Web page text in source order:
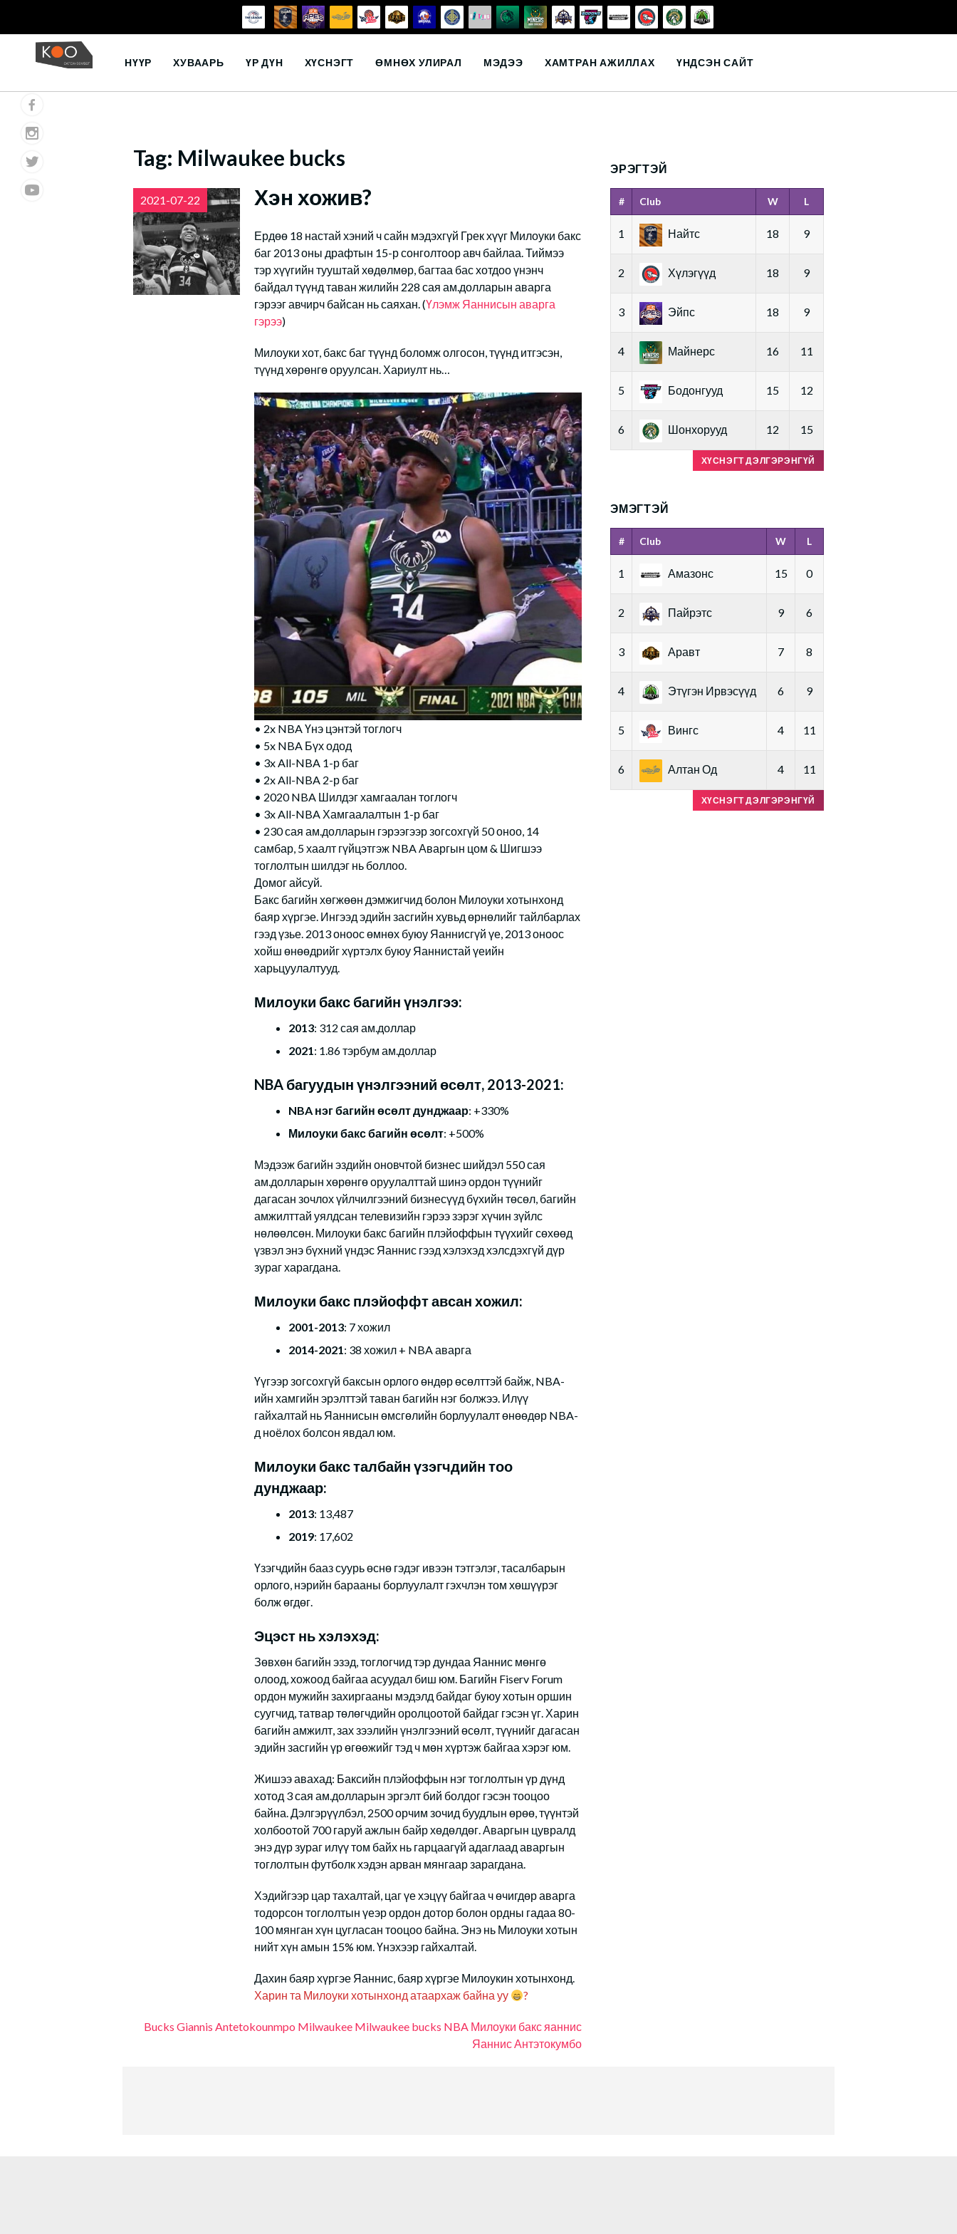
НҮҮР ХУВААРЬ ҮР ДҮН ХҮСНЭГТ ӨМНӨХ УЛИРАЛ МЭДЭЭ ХАМТРАН АЖИЛЛАХ ҮНДСЭН САЙТ
Tag: Milwaukee bucks
2021-07-22 Хэн хожив?
Ердөө 18 настай хэний ч сайн мэдэхгүй Грек хүүг Милоуки бакс
баг 2013 оны драфтын 15-р сонголтоор авч байлаа. Тиймээ
тэр хүүгийн тууштай хөдөлмөр, багтаа бас хотдоо үнэнч
байдал түүнд таван жилийн 228 сая ам.долларын аварга
гэрээг авчирч байсан нь саяхан. (Үлэмж Яаннисын аварга
гэрээ)
Милоуки хот, бакс баг түүнд боломж олгосон, түүнд итгэсэн,
түүнд хөрөнгө оруулсан. Хариулт нь…
• 2x NBA Үнэ цэнтэй тоглогч
• 5x NBA Бүх одод
• 3x All-NBA 1-р баг
• 2x All-NBA 2-р баг
• 2020 NBA Шилдэг хамгаалан тоглогч
• 3x All-NBA Хамгаалалтын 1-р баг
• 230 сая ам.долларын гэрээгээр зогсохгүй 50 оноо, 14
самбар, 5 хаалт гүйцэтгэж NBA Аваргын цом & Шигшээ
тоглолтын шилдэг нь боллоо.
Домог айсуй.
Бакс багийн хөгжөөн дэмжигчид болон Милоуки хотынхонд
баяр хүргэе. Ингээд эдийн засгийн хувьд өрнөлийг тайлбарлах
гээд үзье. 2013 оноос өмнөх буюу Яаннисгүй үе, 2013 оноос
хойш өнөөдрийг хүртэлх буюу Яаннистай үеийн
харьцуулалтууд.
Милоуки бакс багийн үнэлгээ:
2013: 312 сая ам.доллар
2021: 1.86 тэрбум ам.доллар
NBA багуудын үнэлгээний өсөлт, 2013-2021:
NBA нэг багийн өсөлт дунджаар: +330%
Милоуки бакс багийн өсөлт: +500%
Мэдээж багийн эздийн оновчтой бизнес шийдэл 550 сая
ам.долларын хөрөнгө оруулалттай шинэ ордон түүнийг
дагасан зочлох үйлчилгээний бизнесүүд бүхийн төсөл, багийн
амжилттай уялдсан телевизийн гэрээ зэрэг хүчин зүйлс
нөлөөлсөн. Милоуки бакс багийн плэйоффын түүхийг сөхөөд
үзвэл энэ бүхний үндэс Яаннис гээд хэлэхэд хэлсдэхгүй дүр
зураг харагдана.
Милоуки бакс плэйоффт авсан хожил:
2001-2013: 7 хожил
2014-2021: 38 хожил + NBA аварга
Үүгээр зогсохгүй баксын орлого өндөр өсөлттэй байж, NBA-
ийн хамгийн эрэлттэй таван багийн нэг болжээ. Илүү
гайхалтай нь Яаннисын өмсгөлийн борлуулалт өнөөдөр NBA-
д ноёлох болсон явдал юм.
Милоуки бакс талбайн үзэгчдийн тоо
дунджаар:
2013: 13,487
2019: 17,602
Үзэгчдийн бааз суурь өснө гэдэг ивээн тэтгэлэг, тасалбарын
орлого, нэрийн барааны борлуулалт гэхчлэн том хөшүүрэг
болж өгдөг.
Эцэст нь хэлэхэд:
Зөвхөн багийн эзэд, тоглогчид тэр дундаа Яаннис мөнгө
олоод, хожоод байгаа асуудал биш юм. Багийн Fiserv Forum
ордон мужийн захиргааны мэдэлд байдаг буюу хотын оршин
суугчид, татвар төлөгчдийн оролцоотой байдаг гэсэн үг. Харин
багийн амжилт, зах зээлийн үнэлгээний өсөлт, түүнийг дагасан
эдийн засгийн үр өгөөжийг тэд ч мөн хүртэж байгаа хэрэг юм.
Жишээ авахад: Баксийн плэйоффын нэг тоглолтын үр дүнд
хотод 3 сая ам.долларын эргэлт бий болдог гэсэн тооцоо
байна. Дэлгэрүүлбэл, 2500 орчим зочид буудлын өрөө, түүнтэй
холбоотой 700 гаруй ажлын байр хөдөлдөг. Аваргын цувралд
энэ дүр зураг илүү том байх нь гарцаагүй адаглаад аваргын
тоглолтын футболк хэдэн арван мянгаар зарагдана.
Хэдийгээр цар тахалтай, цаг үе хэцүү байгаа ч өчигдөр аварга
тодорсон тоглолтын үеэр ордон дотор болон ордны гадаа 80-
100 мянган хүн цугласан тооцоо байна. Энэ нь Милоуки хотын
нийт хүн амын 15% юм. Үнэхээр гайхалтай.
Дахин баяр хүргэе Яаннис, баяр хүргэе Милоукин хотынхонд.
Харин та Милоуки хотынхонд атаархаж байна уу
?
Bucks Giannis Antetokounmpo Milwaukee Milwaukee bucks NBA Милоуки бакс яаннис
Яаннис Антэтокумбо
ЭРЭГТЭЙ
# Club W L
1 Найтс 18 9
2 Хүлэгүүд 18 9
3 Эйпс 18 9
4 Майнерс 16 11
5 Бодонгууд 15 12
6 Шонхорууд 12 15
ХҮСНЭГТ ДЭЛГЭРЭНГҮЙ
ЭМЭГТЭЙ
# Club W L
1 Амазонс 15 0
2 Пайрэтс 9 6
3 Аравт 7 8
4 Этүгэн Ирвэсүүд 6 9
5 Вингс 4 11
6 Алтан Од 4 11
ХҮСНЭГТ ДЭЛГЭРЭНГҮЙ